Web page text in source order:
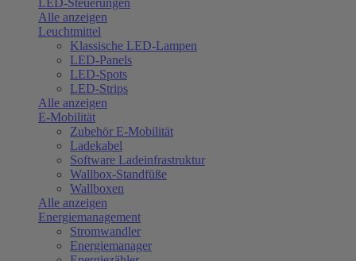
LED-Steuerungen
Alle anzeigen
Leuchtmittel
Klassische LED-Lampen
LED-Panels
LED-Spots
LED-Strips
Alle anzeigen
E-Mobilität
Zubehör E-Mobilität
Ladekabel
Software Ladeinfrastruktur
Wallbox-Standfüße
Wallboxen
Alle anzeigen
Energiemanagement
Stromwandler
Energiemanager